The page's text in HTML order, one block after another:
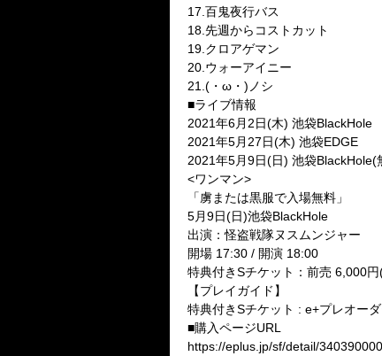
17.百鬼夜行バス
18.先週からコストカット
19.クロアゲマン
20.ウォーアイニー
21.(・ω・)ノシ
■ライブ情報
2021年6月2日(木) 池袋BlackHole
2021年5月27日(木) 池袋EDGE
2021年5月9日(日) 池袋BlackHole(
<ワンマン>
「虜または黒服で入場無料」
5月9日(日)池袋BlackHole
出演：怪盗戦隊ヌスムンジャー
開場 17:30 / 開演 18:00
特典付きSチケット：前売 6,000
【プレイガイド】
特典付きSチケット : e+プレオー
■購入ページURL
https://eplus.jp/sf/detail/